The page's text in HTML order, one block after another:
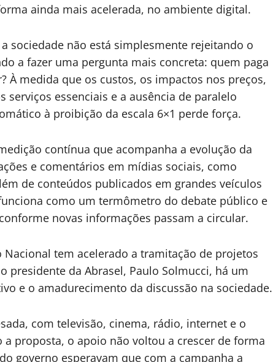
ainda mais acelerada, no ambiente digital.
sociedade não está simplesmente rejeitando o
a fazer uma pergunta mais concreta: quem paga
À medida que os custos, os impactos nos preços,
serviços essenciais e a ausência de paralelo
à proibição da escala 6×1 perde força.
contínua que acompanha a evolução da
e comentários em mídias sociais, como
de conteúdos publicados em grandes veículos
como um termômetro do debate público e
novas informações passam a circular.
tem acelerado a tramitação de projetos
presidente da Abrasel, Paulo Solmucci, há um
e o amadurecimento da discussão na sociedade.
com televisão, cinema, rádio, internet e o
proposta, o apoio não voltou a crescer de forma
governo esperavam que com a campanha a